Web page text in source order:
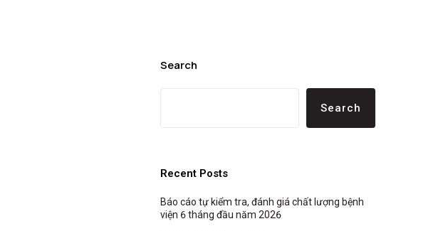
Search
Search
Recent Posts
Báo cáo tự kiểm tra, đánh giá chất lượng bệnh
viện 6 tháng đầu năm 2026